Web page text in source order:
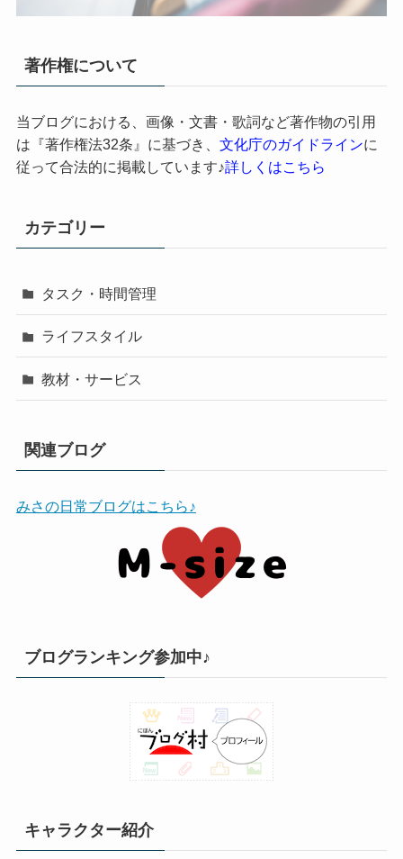
著作権について
当ブログにおける、画像・文書・歌詞など著作物の引用
は『著作権法32条』に基づき、 文化庁のガイドラインに
従って合法的に掲載しています♪詳しくはこちら
カテゴリー
タスク・時間管理
ライフスタイル
教材・サービス
関連ブログ
みさの日常ブログはこちら♪
ブログランキング参加中♪
キャラクター紹介